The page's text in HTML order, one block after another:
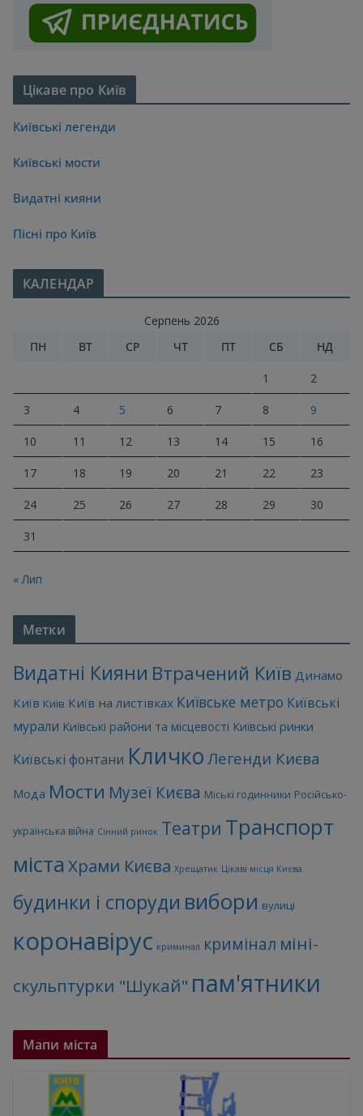
Цікаве про Київ
Київські легенди
Київські мости
Видатні кияни
Пісні про Київ
КАЛЕНДАР
Серпень 2026
ПН
ВТ СР ЧТ ПТ СБ НД
1 2
3 4 5 6 7 8 9
10 11 12 13 14 15 16
17 18 19 20 21 22 23
24 25 26 27 28 29 30
31
« Лип
Метки
Видатні Кияни Втрачений Київ Динамо
Київ Київ Київ на листівках Київське метро Київські
мурали Київські райони та місцевості Київські ринки
Київські фонтани Кличко Легенди Києва
Мода Мости Музеї Києва Міські годинники Російсько-
українська війна Сінний ринок Театри Транспорт
міста Храми Києва Хрещатик Цікаві місця Києва
будинки і споруди вибори вулиці
коронавірус криминал кримінал міні-
скульптурки "Шукай" пам'ятники
Мапи міста